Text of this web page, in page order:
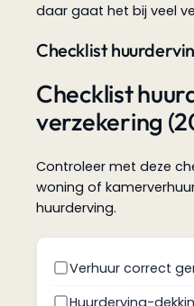
daar gaat het bij veel
Checklist
Checklist
verzekering
Controleer met deze
woning of
huurderving.
Verhuur correct
Huurderving-